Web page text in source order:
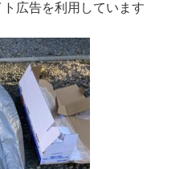
広告を利用しています